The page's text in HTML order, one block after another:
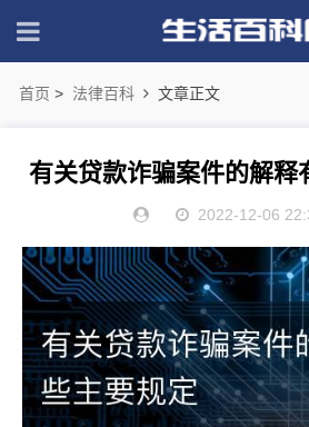
首页 > 法律百科 文章正文
有关贷款诈骗案件的解释
2022-12-06